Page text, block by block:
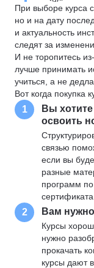
При выборе курса
но и на дату
и актуальность
следят за
И не торопитесь
лучше принимать
учиться, а не
Вот когда покупка
1
Вы
освоить
связью
если вы
разные
программ
сертификата.
2 Вам
Курсы
нужно
прокачать
курсы дают